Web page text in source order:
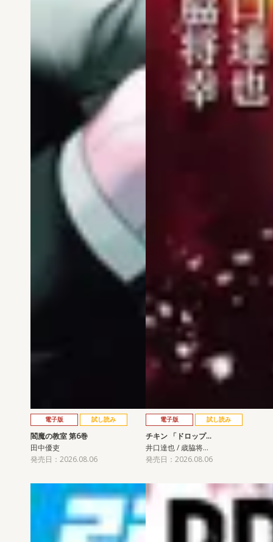
電子版 試し読み
閻魔の教室 第6巻
田中優吏
発売日：2026.08.06
電子版 試し読み
チキン 「ドロップ…
井口達也 / 歳脇将…
発売日：2026.08.06